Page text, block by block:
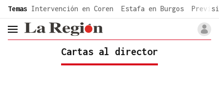
common.go-to-content
Temas Intervención en Coren Estafa en Burgos
header.menu.open
Cartas al director